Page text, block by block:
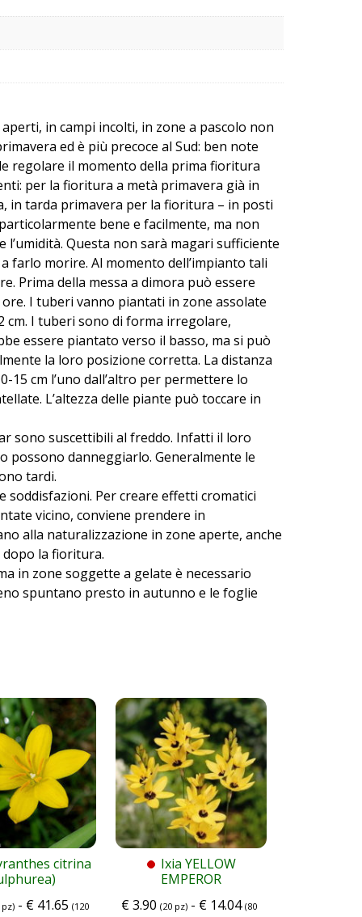
in campi incolti, in zone a pascolo non
ed è più precoce al Sud: ben note
regolare il momento della prima fioritura
per la fioritura a metà primavera già in
in tarda primavera per la fioritura – in posti
bene e facilmente, ma non
Questa non sarà magari sufficiente
farlo morire. Al momento dell’impianto tali
Prima della messa a dimora può essere
I tuberi vanno piantati in zone assolate
cm. I tuberi sono di forma irregolare,
essere piantato verso il basso, ma si può
la loro posizione corretta. La distanza
cm l’uno dall’altro per permettere lo
L’altezza delle piante può toccare in
sono suscettibili al freddo. Infatti il loro
possono danneggiarlo. Generalmente le
tardi.
soddisfazioni. Per creare effetti cromatici
vicino, conviene prendere in
alla naturalizzazione in zone aperte, anche
la fioritura.
in zone soggette a gelate è necessario
spuntano presto in autunno e le foglie
citrina
pz) - € 41.65 (120
Ixia YELLOW
EMPEROR
€3.90 (20 pz) - € 14.04 (80